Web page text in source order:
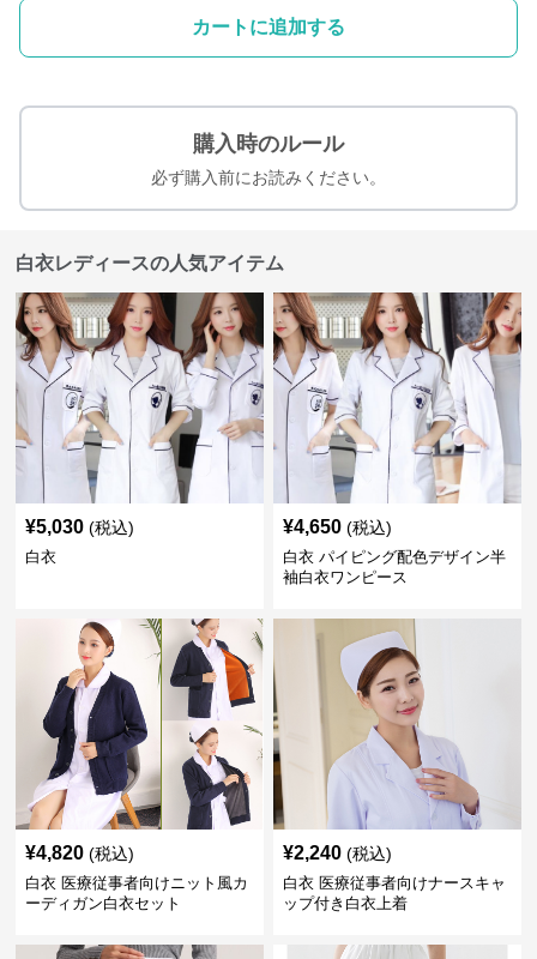
カートに追加する
購入時のルール
必ず購入前にお読みください。
白衣レディースの人気アイテム
¥5,030 (税込)
白衣
¥4,650 (税込)
白衣 パイピング配色デザイン半
袖白衣ワンピース
¥4,820 (税込)
白衣 医療従事者向けニット風カ
ーディガン白衣セット
¥2,240 (税込)
白衣 医療従事者向けナースキャ
ップ付き白衣上着